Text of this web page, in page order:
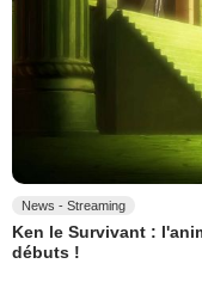
News - Streaming
Ken le Survivant :
débuts !